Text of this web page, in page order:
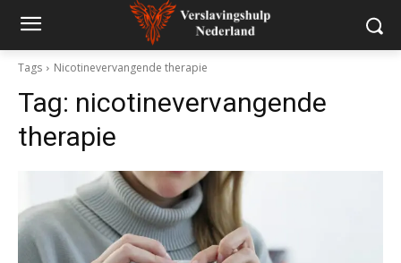
Tags Nicotinevervangende therapie
Tag: nicotinevervangende
therapie